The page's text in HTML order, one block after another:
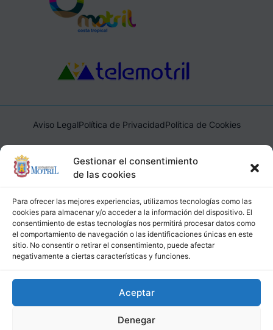
Gestionar el consentimiento
de las cookies
Para ofrecer las mejores experiencias, utilizamos tecnologías como las
cookies para almacenar y/o acceder a la información del dispositivo. El
consentimiento de estas tecnologías nos permitirá procesar datos como
el comportamiento de navegación o las identificaciones únicas en este
sitio. No consentir o retirar el consentimiento, puede afectar
negativamente a ciertas características y funciones.
Aceptar
Denegar
Aviso LegalPolítica de PrivacidadPolítica de Cookies
Ayuntamiento de Motril, Plaza de España, 1, 18600, Motril,
(Granada), CIF: P1814200J, DIR3: L01181400